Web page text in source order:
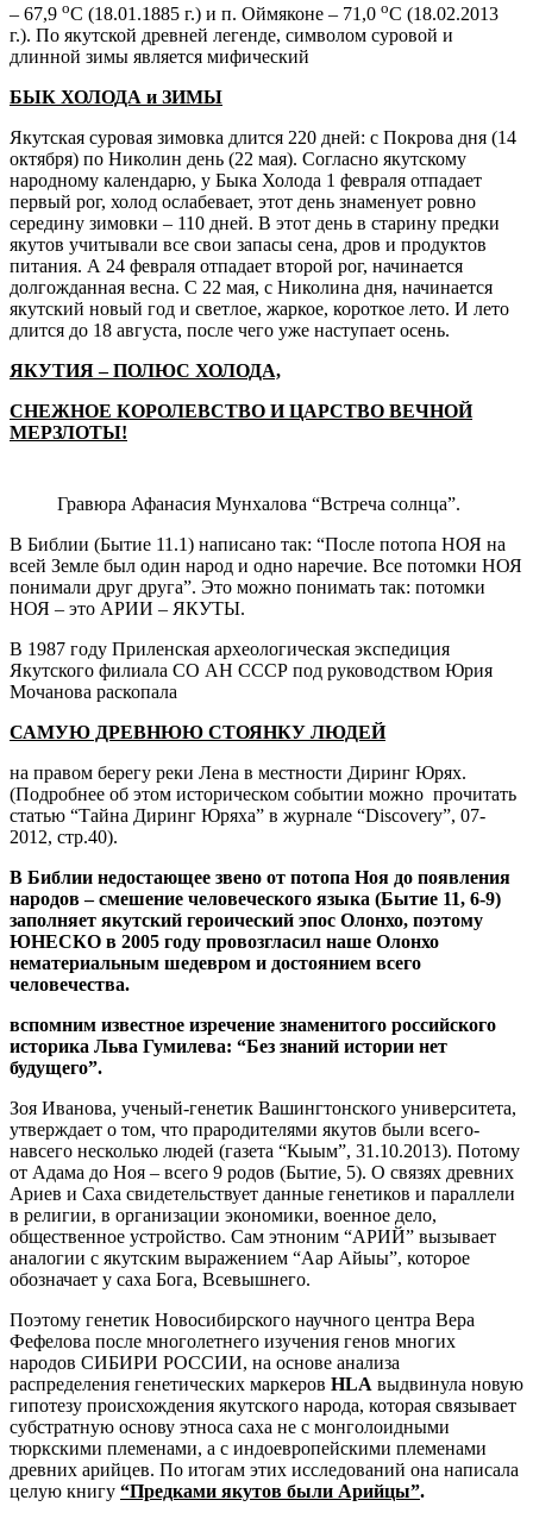
– 67,9 оС (18.01.1885 г.) и п. Оймяконе – 71,0 оС (18.02.2013
г.). По якутской древней легенде, символом суровой и
длинной зимы является мифический
БЫК ХОЛОДА и ЗИМЫ
Якутская суровая зимовка длится 220 дней: с Покрова дня (14
октября) по Николин день (22 мая). Согласно якутскому
народному календарю, у Быка Холода 1 февраля отпадает
первый рог, холод ослабевает, этот день знаменует ровно
середину зимовки – 110 дней. В этот день в старину предки
якутов учитывали все свои запасы сена, дров и продуктов
питания. А 24 февраля отпадает второй рог, начинается
долгожданная весна. С 22 мая, с Николина дня, начинается
якутский новый год и светлое, жаркое, короткое лето. И лето
длится до 18 августа, после чего уже наступает осень.
ЯКУТИЯ – ПОЛЮС ХОЛОДА,
СНЕЖНОЕ КОРОЛЕВСТВО И ЦАРСТВО ВЕЧНОЙ
МЕРЗЛОТЫ!
Гравюра Афанасия Мунхалова “Встреча солнца”.
В Библии (Бытие 11.1) написано так: “После потопа НОЯ на
всей Земле был один народ и одно наречие. Все потомки НОЯ
понимали друг друга”. Это можно понимать так: потомки
НОЯ – это АРИИ – ЯКУТЫ.
В 1987 году Приленская археологическая экспедиция
Якутского филиала СО АН СССР под руководством Юрия
Мочанова раскопала
САМУЮ ДРЕВНЮЮ СТОЯНКУ ЛЮДЕЙ
на правом берегу реки Лена в местности Диринг Юрях.
(Подробнее об этом историческом событии можно прочитать
статью “Тайна Диринг Юряха” в журнале “Discovery”, 07-
2012, стр.40).
В Библии недостающее звено от потопа Ноя до появления
народов – смешение человеческого языка (Бытие 11, 6-9)
заполняет якутский героический эпос Олонхо, поэтому
ЮНЕСКО в 2005 году провозгласил наше Олонхо
нематериальным шедевром и достоянием всего
человечества.
вспомним известное изречение знаменитого российского
историка Льва Гумилева: “Без знаний истории нет
будущего”.
Зоя Иванова, ученый-генетик Вашингтонского университета,
утверждает о том, что прародителями якутов были всего-
навсего несколько людей (газета “Кыым”, 31.10.2013). Потому
от Адама до Ноя – всего 9 родов (Бытие, 5). О связях древних
Ариев и Саха свидетельствует данные генетиков и параллели
в религии, в организации экономики, военное дело,
общественное устройство. Сам этноним “АРИЙ” вызывает
аналогии с якутским выражением “Аар Айыы”, которое
обозначает у саха Бога, Всевышнего.
Поэтому генетик Новосибирского научного центра Вера
Фефелова после многолетнего изучения генов многих
народов СИБИРИ РОССИИ, на основе анализа
распределения генетических маркеров HLA выдвинула новую
гипотезу происхождения якутского народа, которая связывает
субстратную основу этноса саха не с монголоидными
тюркскими племенами, а с индоевропейскими племенами
древних арийцев. По итогам этих исследований она написала
целую книгу “Предками якутов были Арийцы”.